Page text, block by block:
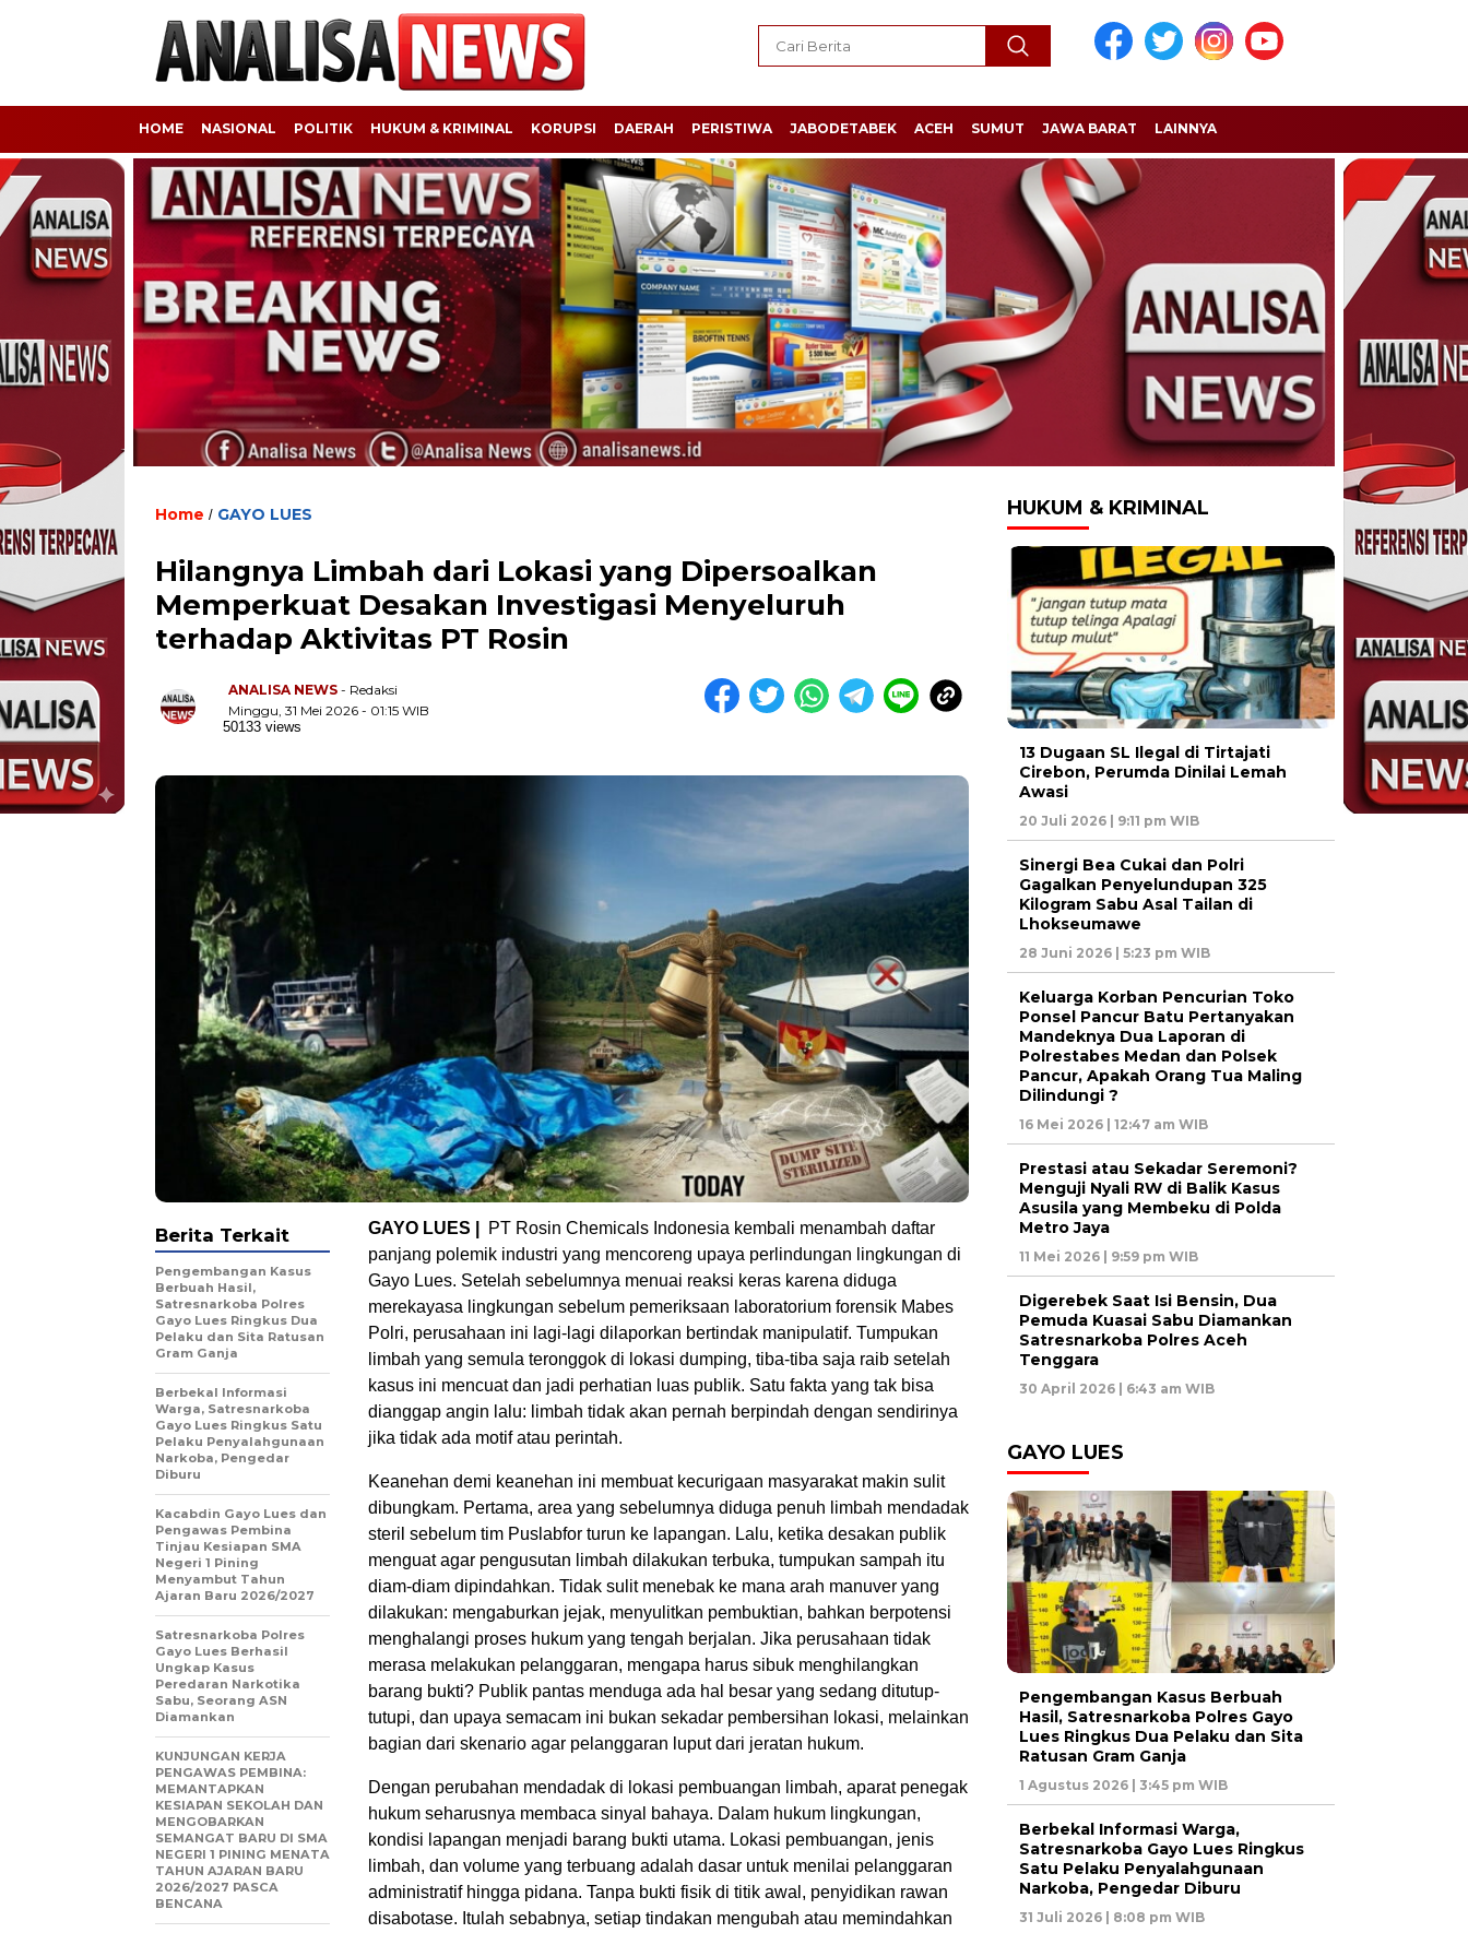
HOME NASIONAL POLITIK HUKUM & KRIMINAL KORUPSI DAERAH PERISTIWA JABODETABEK ACEH SUMUT JAWA BARAT LAINNYA
Home / GAYO LUES
Hilangnya Limbah dari Lokasi yang Dipersoalkan
Memperkuat Desakan Investigasi Menyeluruh
terhadap Aktivitas PT Rosin
ANALISA NEWS - Redaksi
Minggu, 31 Mei 2026 - 01:15 WIB
50133 views
GAYO LUES |
PT Rosin Chemicals Indonesia kembali menambah daftar
panjang polemik industri yang mencoreng upaya perlindungan lingkungan di
Gayo Lues. Setelah sebelumnya menuai reaksi keras karena diduga
merekayasa lingkungan sebelum pemeriksaan laboratorium forensik Mabes
Polri, perusahaan ini lagi-lagi dilaporkan bertindak manipulatif. Tumpukan
limbah yang semula teronggok di lokasi dumping, tiba-tiba saja raib setelah
kasus ini mencuat dan jadi perhatian luas publik. Satu fakta yang tak bisa
dianggap angin lalu: limbah tidak akan pernah berpindah dengan sendirinya
jika tidak ada motif atau perintah.
Keanehan demi keanehan ini membuat kecurigaan masyarakat makin sulit
dibungkam. Pertama, area yang sebelumnya diduga penuh limbah mendadak
steril sebelum tim Puslabfor turun ke lapangan. Lalu, ketika desakan publik
menguat agar pengusutan limbah dilakukan terbuka, tumpukan sampah itu
diam-diam dipindahkan. Tidak sulit menebak ke mana arah manuver yang
dilakukan: mengaburkan jejak, menyulitkan pembuktian, bahkan berpotensi
menghalangi proses hukum yang tengah berjalan. Jika perusahaan tidak
merasa melakukan pelanggaran, mengapa harus sibuk menghilangkan
barang bukti? Publik pantas menduga ada hal besar yang sedang ditutup-
tutupi, dan upaya semacam ini bukan sekadar pembersihan lokasi, melainkan
bagian dari skenario agar pelanggaran luput dari jeratan hukum.
Dengan perubahan mendadak di lokasi pembuangan limbah, aparat penegak
hukum seharusnya membaca sinyal bahaya. Dalam hukum lingkungan,
kondisi lapangan menjadi barang bukti utama. Lokasi pembuangan, jenis
limbah, dan volume yang terbuang adalah dasar untuk menilai pelanggaran
administratif hingga pidana. Tanpa bukti fisik di titik awal, penyidikan rawan
disabotase. Itulah sebabnya, setiap tindakan mengubah atau memindahkan
Berita Terkait
Pengembangan Kasus
Berbuah Hasil,
Satresnarkoba Polres
Gayo Lues Ringkus Dua
Pelaku dan Sita Ratusan
Gram Ganja
Berbekal Informasi
Warga, Satresnarkoba
Gayo Lues Ringkus Satu
Pelaku Penyalahgunaan
Narkoba, Pengedar
Diburu
Kacabdin Gayo Lues dan
Pengawas Pembina
Tinjau Kesiapan SMA
Negeri 1 Pining
Menyambut Tahun
Ajaran Baru 2026/2027
Satresnarkoba Polres
Gayo Lues Berhasil
Ungkap Kasus
Peredaran Narkotika
Sabu, Seorang ASN
Diamankan
KUNJUNGAN KERJA
PENGAWAS PEMBINA:
MEMANTAPKAN
KESIAPAN SEKOLAH DAN
MENGOBARKAN
SEMANGAT BARU DI SMA
NEGERI 1 PINING MENATA
TAHUN AJARAN BARU
2026/2027 PASCA
BENCANA
HUKUM & KRIMINAL
13 Dugaan SL Ilegal di Tirtajati
Cirebon, Perumda Dinilai Lemah
Awasi
20 Juli 2026 | 9:11 pm WIB
Sinergi Bea Cukai dan Polri
Gagalkan Penyelundupan 325
Kilogram Sabu Asal Tailan di
Lhokseumawe
28 Juni 2026 | 5:23 pm WIB
Keluarga Korban Pencurian Toko
Ponsel Pancur Batu Pertanyakan
Mandeknya Dua Laporan di
Polrestabes Medan dan Polsek
Pancur, Apakah Orang Tua Maling
Dilindungi ?
16 Mei 2026 | 12:47 am WIB
Prestasi atau Sekadar Seremoni?
Menguji Nyali RW di Balik Kasus
Asusila yang Membeku di Polda
Metro Jaya
11 Mei 2026 | 9:59 pm WIB
Digerebek Saat Isi Bensin, Dua
Pemuda Kuasai Sabu Diamankan
Satresnarkoba Polres Aceh
Tenggara
30 April 2026 | 6:43 am WIB
GAYO LUES
Pengembangan Kasus Berbuah
Hasil, Satresnarkoba Polres Gayo
Lues Ringkus Dua Pelaku dan Sita
Ratusan Gram Ganja
1 Agustus 2026 | 3:45 pm WIB
Berbekal Informasi Warga,
Satresnarkoba Gayo Lues Ringkus
Satu Pelaku Penyalahgunaan
Narkoba, Pengedar Diburu
31 Juli 2026 | 8:08 pm WIB